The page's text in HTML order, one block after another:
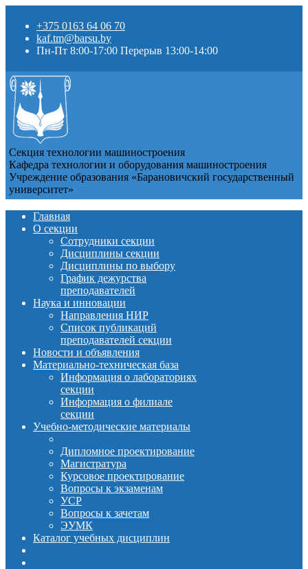
+375 0163 64 06 70
kaf.tm@barsu.by
Пн-Пт 8:00-17:00 Перерыв 13:00-14:00
Секция технологии машиностроения
Кафедра технологии и оборудования машиностроения
Учреждение образования «Барановичский государственный
университет»
Главная
О секции
Сотрудники секции
Дисциплины секции
Дисциплины по выбору
График дежурства
преподавателей
Наука и инновации
Направления НИР
Список публикаций
преподавателей секции
Новости и объявления
Материально-техническая база
Информация о лабораториях
секции
Информация о филиале
секции
Учебно-методические материалы
Дипломное проектирование
Магистратура
Курсовое проектирование
Вопросы к экзаменам
УСР
Вопросы к зачетам
ЭУМК
Каталог учебных дисциплин